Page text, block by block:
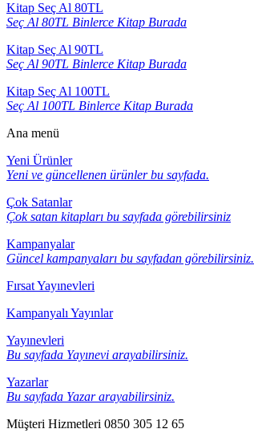
Kitap Seç Al 80TL
Seç Al 80TL Binlerce Kitap Burada
Kitap Seç Al 90TL
Seç Al 90TL Binlerce Kitap Burada
Kitap Seç Al 100TL
Seç Al 100TL Binlerce Kitap Burada
Ana menü
Yeni Ürünler
Yeni ve güncellenen ürünler bu sayfada.
Çok Satanlar
Çok satan kitapları bu sayfada görebilirsiniz
Kampanyalar
Güncel kampanyaları bu sayfadan görebilirsiniz.
Fırsat Yayınevleri
Kampanyalı Yayınlar
Yayınevleri
Bu sayfada Yayınevi arayabilirsiniz.
Yazarlar
Bu sayfada Yazar arayabilirsiniz.
Müşteri Hizmetleri 0850 305 12 65